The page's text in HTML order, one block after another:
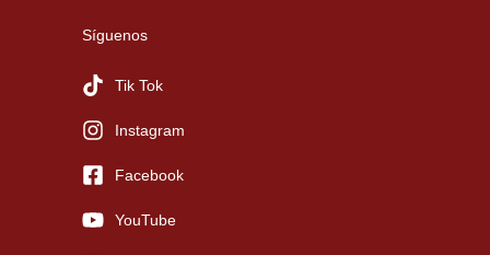
Síguenos
Tik Tok
Instagram
Facebook
YouTube